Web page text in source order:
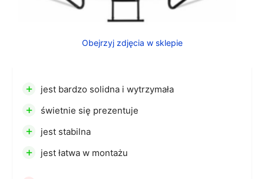
Obejrzyj zdjęcia w sklepie
+ jest bardzo solidna i wytrzymała
+ świetnie się prezentuje
+ jest stabilna
+ jest łatwa w montażu